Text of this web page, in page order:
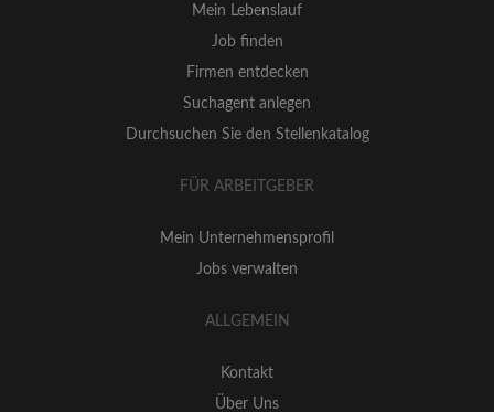
Mein Lebenslauf
Job finden
Firmen entdecken
Suchagent anlegen
Durchsuchen Sie den Stellenkatalog
FÜR ARBEITGEBER
Mein Unternehmensprofil
Jobs verwalten
ALLGEMEIN
Kontakt
Über Uns